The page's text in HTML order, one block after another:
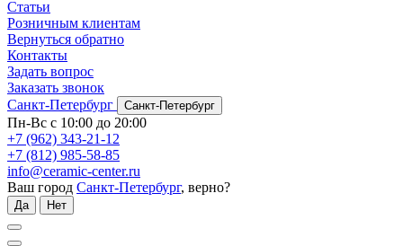
Статьи
Розничным клиентам
Вернуться обратно
Контакты
Задать вопрос
Заказать звонок
Санкт-Петербург
Санкт-Петербург
Пн-Вс с 10:00 до 20:00
+7 (962) 343-21-12
+7 (812) 985-58-85
info@ceramic-center.ru
Ваш город Санкт-Петербург, верно?
Да Нет